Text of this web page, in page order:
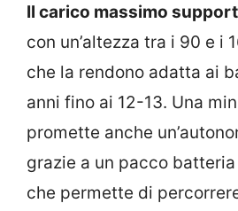
Il carico massimo
con un’altezza tra i 90 e i
che la rendono adatta ai
anni fino ai 12-13. Una
promette anche
grazie a un pacco batteria
che permette di